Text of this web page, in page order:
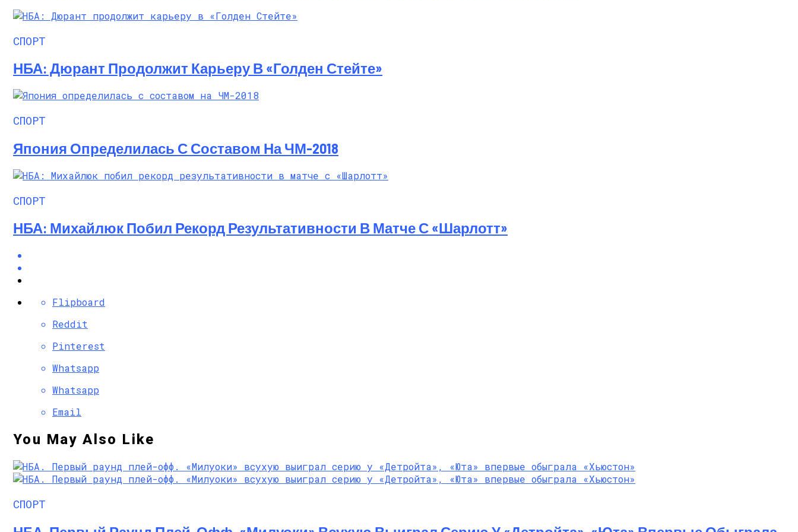
СПОРТ
НБА: Дюрант Продолжит Карьеру В «Голден Стейте»
СПОРТ
Япония Определилась С Составом На ЧМ-2018
СПОРТ
НБА: Михайлюк Побил Рекорд Результативности В Матче С «Шарлотт»
Flipboard
Reddit
Pinterest
Whatsapp
Whatsapp
Email
You May Also Like
СПОРТ